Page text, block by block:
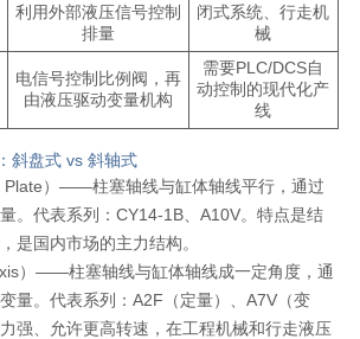
利用外部液压信号控制
排量
闭式系统、行走机
械
电信号控制比例阀，再
由液压驱动变量机构
需要PLC/DCS自
动控制的现代化产
线
斜盘式 vs 斜轴式
Plate）——柱塞轴线与缸体轴线平行，通过
。代表系列：CY14-1B、A10V。特点是结
是国内市场的主力结构。
）——柱塞轴线与缸体轴线成一定角度，通
量。代表系列：A2F（定量）、A7V（变
强、允许更高转速，在工程机械和行走液压